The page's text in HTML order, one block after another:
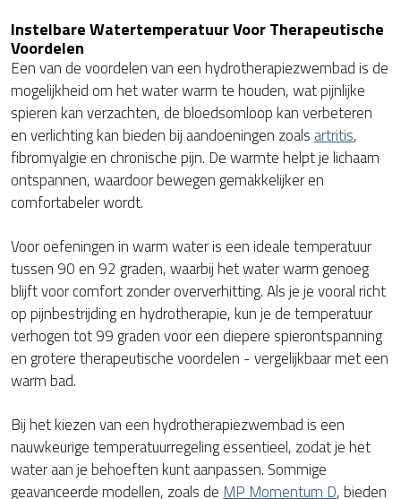
Instelbare Watertemperatuur Voor Therapeutische
Voordelen
Een van de voordelen van een hydrotherapiezwembad is de
mogelijkheid om het water warm te houden, wat pijnlijke
spieren kan verzachten, de bloedsomloop kan verbeteren
en verlichting kan bieden bij aandoeningen zoalsartritis,
fibromyalgie en chronische pijn. De warmte helpt je lichaam
ontspannen, waardoor bewegen gemakkelijker en
comfortabeler wordt.
Voor oefeningen in warm water is een ideale temperatuur
tussen 90 en 92 graden, waarbij het water warm genoeg
blijft voor comfort zonder oververhitting. Als je je vooral richt
op pijnbestrijding en hydrotherapie, kun je de temperatuur
verhogen tot 99 graden voor een diepere spierontspanning
en grotere therapeutische voordelen - vergelijkbaar met een
warm bad.
Bij het kiezen van een hydrotherapiezwembad is een
nauwkeurige temperatuurregeling essentieel, zodat je het
water aan je behoeften kunt aanpassen. Sommige
geavanceerde modellen, zoals deMP Momentum D, bieden